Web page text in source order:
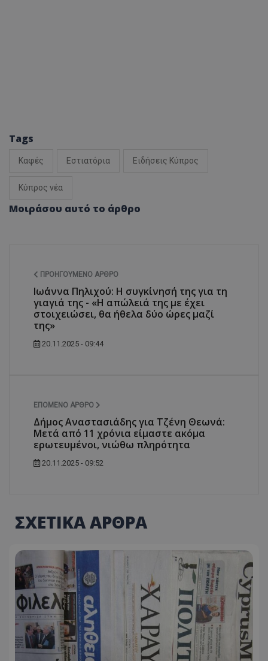
Tags
Καφές Εστιατόρια Ειδήσεις Κύπρος
Κύπρος νέα
Μοιράσου αυτό το άρθρο
ΠΡΟΗΓΟΎΜΕΝΟ ΆΡΘΡΟ
Ιωάννα Πηλιχού: Η συγκίνησή της για τη
γιαγιά της - «Η απώλειά της με έχει
στοιχειώσει, θα ήθελα δύο ώρες μαζί
της»
20.11.2025 - 09:44
ΕΠΌΜΕΝΟ ΆΡΘΡΟ
Δήμος Αναστασιάδης για Τζένη Θεωνά:
Μετά από 11 χρόνια είμαστε ακόμα
ερωτευμένοι, νιώθω πληρότητα
20.11.2025 - 09:52
ΣΧΕΤΙΚΑ ΑΡΘΡΑ